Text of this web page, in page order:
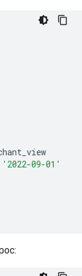
'2022-09-01'